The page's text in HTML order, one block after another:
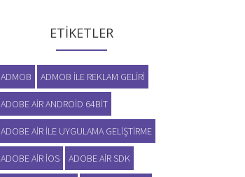
ETIKETLER
ADMOB ADMOB ILE REKLAM GELIRI
ADOBE AIR ANDROID 64BIT
ADOBE AIR ILE UYGULAMA GELIŞTIRME
ADOBE AIR IOS ADOBE AIR SDK